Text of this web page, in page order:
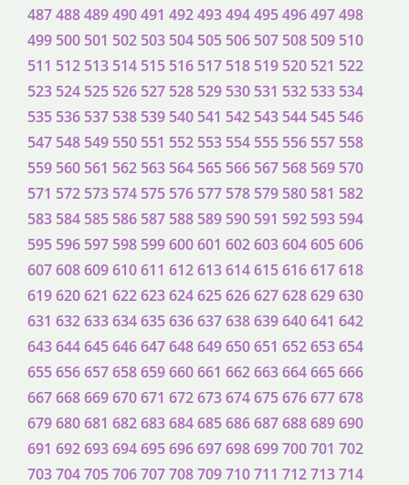
487488489490491 492493494495496497498
499 500 501 502 503 504 505 506 507 508 509 510
511 512 513 514 515 516 517 518 519 520 521 522
523 524 525 526 527 528 529 530 531 532 533 534
535 536 537 538 539 540 541 542 543 544 545 546
547 548 549 550 551 552 553 554 555 556 557 558
559 560 561 562 563 564 565 566 567 568 569 570
571 572 573 574 575 576 577 578 579 580 581 582
583 584 585 586 587 588 589 590 591 592 593 594
595 596 597 598 599600601 602603604605606
607608609610611 612613614615616617618
619620621 622623624625626627628629630
631 632633634635636637638639640641 642
643644645646647648649650651 652653654
655656657658659660661 662663664665666
667668669670671 672673674675676677678
679680681 682683684685686687688689690
691 692693694695696697698699700701 702
703704705706707708709710711 712713714